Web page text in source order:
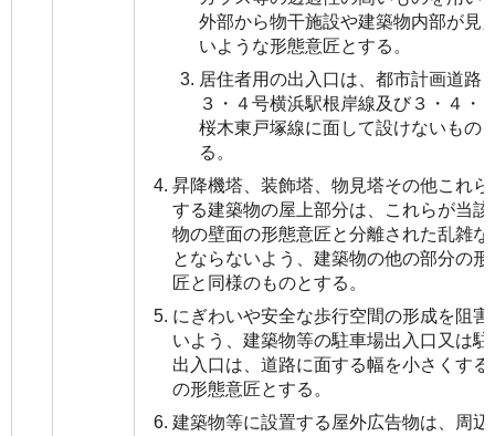
外部から物干施設や建築物内部が見
いような形態意匠とする。
居住者用の出入口は、都市計画道路
３・４号横浜駅根岸線及び３・４・
桜木東戸塚線に面して設けないもの
る。
昇降機塔、装飾塔、物見塔その他これら
する建築物の屋上部分は、これらが当該
物の壁面の形態意匠と分離された乱雑な
とならないよう、建築物の他の部分の形
匠と同様のものとする。
にぎわいや安全な歩行空間の形成を阻害
いよう、建築物等の駐車場出入口又は駐
出入口は、道路に面する幅を小さくする
の形態意匠とする。
建築物等に設置する屋外広告物は、周辺